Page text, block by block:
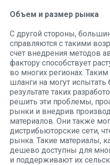
Объем и размер рынка
С другой стороны,
справляются с такими
счет внедрения методов
фактору способствует
во многих регионах.
шланги на могут
результате таких
решить эти проблемы,
рынки и внедрив
материалов. Они также
дистрибьюторские сети,
рынка. Такие материалы,
дешево доступны для
и поддерживают их